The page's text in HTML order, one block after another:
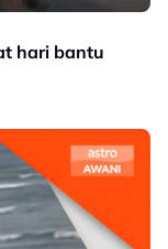
hari bantu